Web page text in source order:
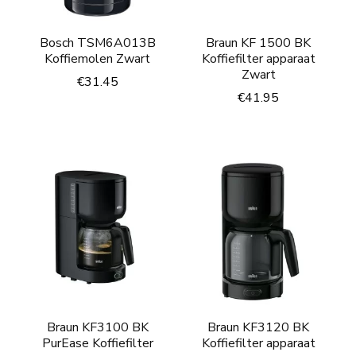
Bosch TSM6A013B
Koffiemolen Zwart
€31.45
Braun KF 1500 BK
Koffiefilter apparaat
Zwart
€41.95
Braun KF3100 BK
PurEase Koffiefilter
Braun KF3120 BK
Koffiefilter apparaat